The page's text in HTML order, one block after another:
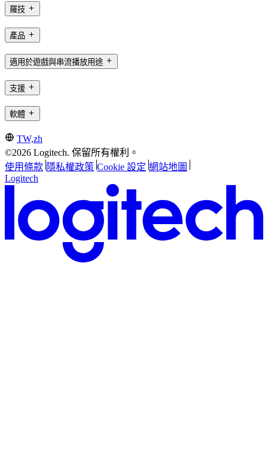
羅技
產品
適用於遊戲與串流播放用途
支援
軟體
TW,zh
©2026 Logitech. 保留所有權利。
使用條款 隱私權政策 Cookie 設定 網站地圖
Logitech